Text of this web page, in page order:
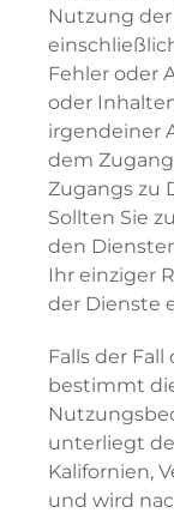
Nutzung
Fehler oder
oder
irgendeiner
dem
Zugangs zu
Sollten Sie
den
Ihr einziger
der Dienste
Falls der
bestimmt
unterliegt
Kalifornien,
und wird